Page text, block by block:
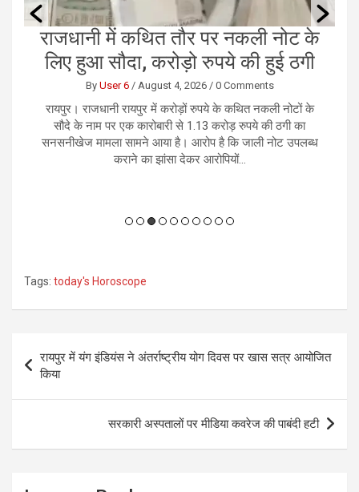
राजधानी में कथित तौर पर नकली नोट के
लिए हुआ सौदा, करोड़ो रुपये की हुई ठगी
By User 6/ August 4, 2026/ 0 Comments
रायपुर। राजधानी रायपुर में करोड़ों रुपये के कथित नकली नोटों के
सौदे के नाम पर एक कारोबारी से 1.13 करोड़ रुपये की ठगी का
सनसनीखेज मामला सामने आया है। आरोप है कि जाली नोट उपलब्ध
कराने का झांसा देकर आरोपियों...
Tags: today's Horoscope
navigation
रायपुर में यंग इंडियंस ने अंतर्राष्ट्रीय योग दिवस पर खास सत्र आयोजित
किया
सरकारी अस्पतालों पर मीडिया कवरेज की पाबंदी हटी